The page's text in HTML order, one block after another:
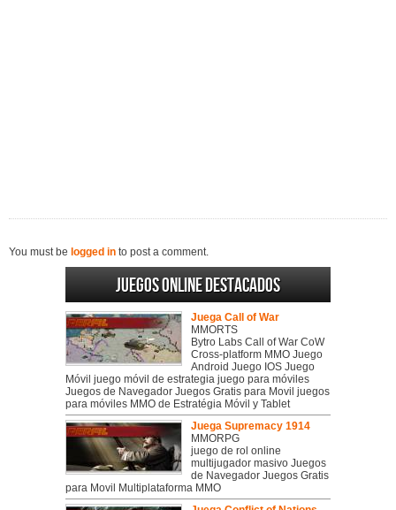
You must be logged in to post a comment.
Juegos online destacados
Juega Call of War
MMORTS
Bytro Labs Call of War CoW
Cross-platform MMO Juego
Android Juego IOS Juego
Móvil juego móvil de estrategia juego para móviles
Juegos de Navegador Juegos Gratis para Movil juegos
para móviles MMO de Estratégia Móvil y Tablet
Juega Supremacy 1914
MMORPG
juego de rol online
multijugador masivo Juegos
de Navegador Juegos Gratis
para Movil Multiplataforma MMO